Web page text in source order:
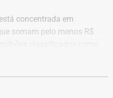
concentrada em
somam pelo menos R$
Também aparecem na
cobertura declarada por